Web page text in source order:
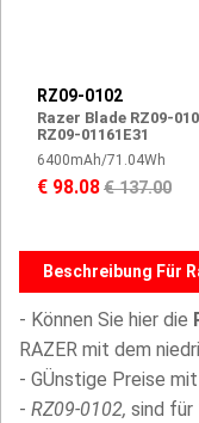
RZ09-0102
Razer Blade RZ09-
RZ09-01161E31
6400mAh/71.04Wh
€ 98.08€ 137.00
Beschreibung Für
- Können Sie hier die
RAZER mit dem
- GÜnstige Preise
- RZ09-0102, sind für